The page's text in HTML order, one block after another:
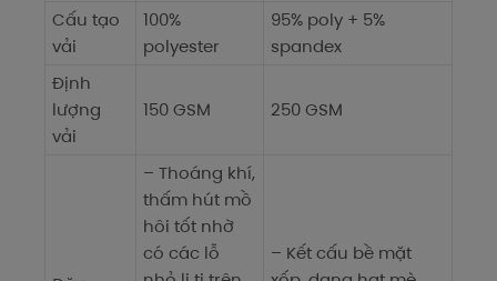
Cấu tạo
vải
100%
polyester
95% poly + 5%
spandex
Định
lượng
vải
150 GSM 250 GSM
– Thoáng khí,
thấm hút mồ
hôi tốt nhờ
có các lỗ
– Kết cấu bề mặt